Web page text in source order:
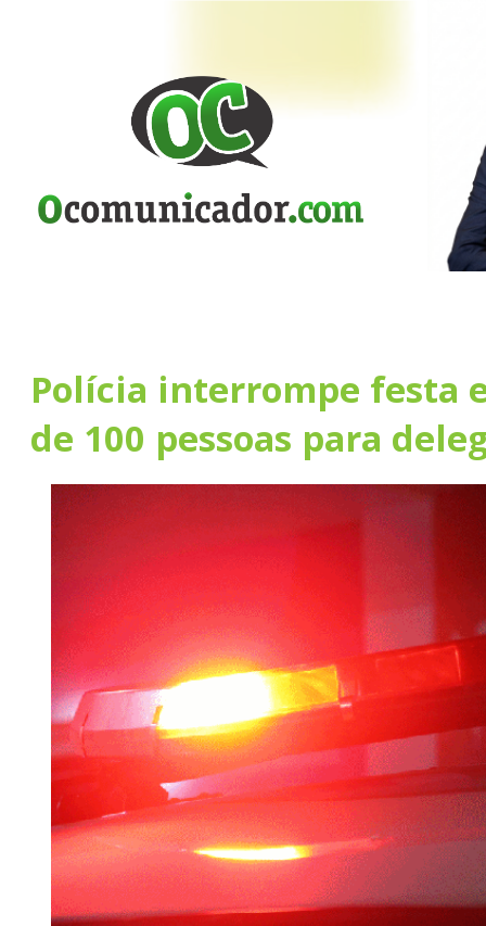
Polícia interrompe festa
de 100 pessoas para